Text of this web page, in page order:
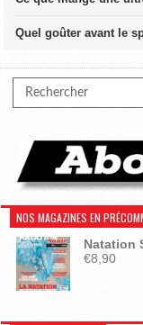
Quel goûter avant le
NOS MAGAZINES EN
Natation
€8,90